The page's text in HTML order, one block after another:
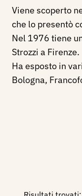
Viene scoperto
che lo presentò
Nel 1976 tiene
Strozzi a Firenze.
Ha esposto in
Bologna,